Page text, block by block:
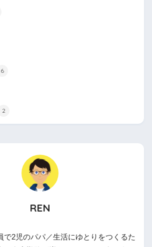
6
2
REN
で2児のパパ／生活にゆとりをつくるた